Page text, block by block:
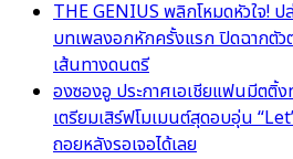
THE GENIUS พลิกโหมดหัวใจ! ป
บทเพลงอกหักครั้งแรก ปิดฉากตัว
เส้นทางดนตรี
องซองอู ประกาศเอเชียแฟนมีตติ้
เตรียมเสิร์ฟโมเมนต์สุดอบอุ่น
ถอยหลังรอเจอได้เลย